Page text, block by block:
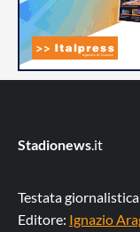
Stadionews.it
Testata
Editore: Ignazio